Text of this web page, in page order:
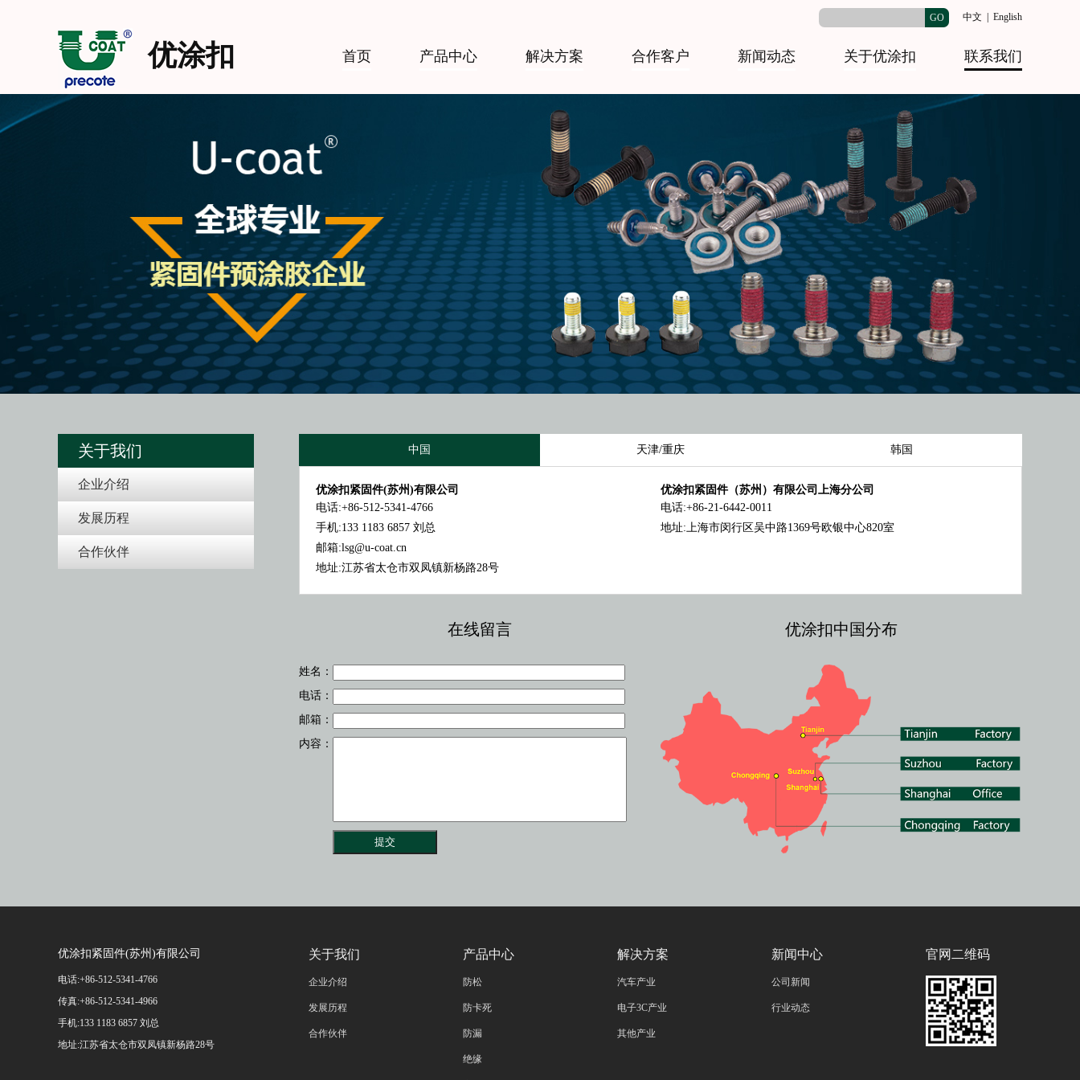
优涂扣
中文 English
GO
首页 产品中心 解决方案 合作客户 新闻动态 关于优涂扣 联系我们
关于我们
企业介绍
发展历程
合作伙伴
中国 天津/重庆 韩国
优涂扣紧固件(苏州)有限公司
电话:+86-512-5341-4766
手机:133 1183 6857 刘总
邮箱:lsg@u-coat.cn
地址:江苏省太仓市双凤镇新杨路28号
优涂扣紧固件（苏州）有限公司上海分公司
电话:+86-21-6442-0011
地址:上海市闵行区吴中路1369号欧银中心820室
在线留言
姓名：
电话：
邮箱：
内容：
提交
优涂扣中国分布
优涂扣紧固件(苏州)有限公司
电话:+86-512-5341-4766
传真:+86-512-5341-4966
手机:133 1183 6857 刘总
地址:江苏省太仓市双凤镇新杨路28号
关于我们
企业介绍
发展历程
合作伙伴
产品中心
防松
防卡死
防漏
绝缘
解决方案
汽车产业
电子3C产业
其他产业
新闻中心
公司新闻
行业动态
官网二维码